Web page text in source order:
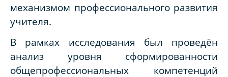
механизмом профессионального развития
учителя.
В рамках исследования был проведён
анализ уровня сформированности
общепрофессиональных компетенций